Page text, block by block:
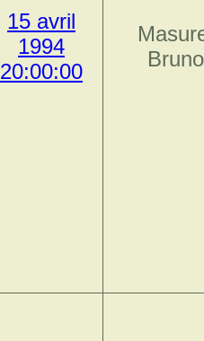
15 avril
1994
20:00:00
Bruno